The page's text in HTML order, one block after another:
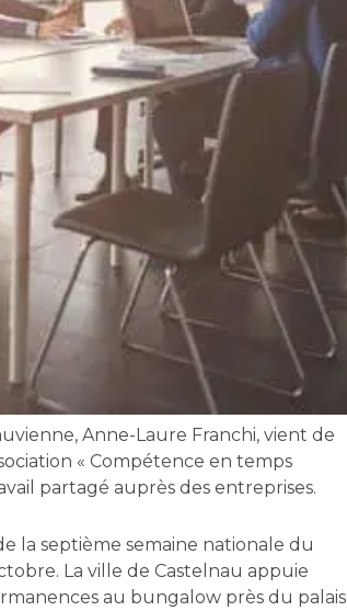
Anne-Laure Franchi, vient de
« Compétence en temps
partagé auprès des entreprises.
la septième semaine nationale du
La ville de Castelnau appuie
au bungalow près du palais